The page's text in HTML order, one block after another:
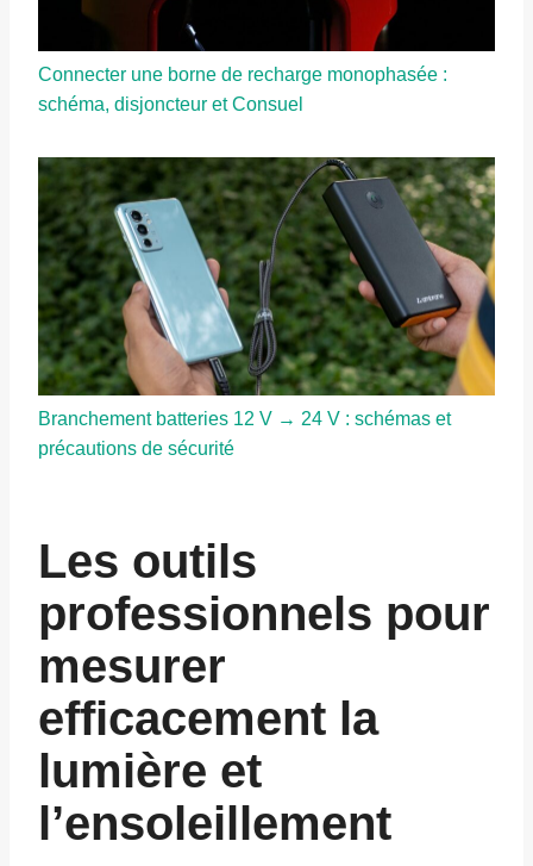
Connecter une borne de recharge monophasée :
schéma, disjoncteur et Consuel
Branchement batteries 12 V → 24 V : schémas et
précautions de sécurité
Les outils
professionnels pour
mesurer
efficacement la
lumière et
l’ensoleillement